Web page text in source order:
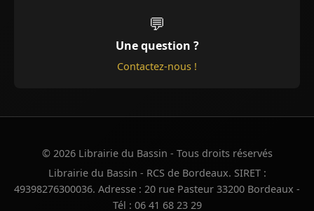
💬
Une question ?
Contactez-nous !
© 2026 Librairie du Bassin - Tous droits réservés
Librairie du Bassin - RCS de Bordeaux. SIRET :
49398276300036. Adresse : 20 rue Pasteur 33200 Bordeaux -
Tél : 06 41 68 23 29